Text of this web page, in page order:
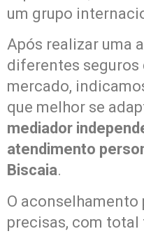
um grupo
Após realizar uma
diferentes seguros
mercado,
que melhor se
mediador
atendimento
Biscaia.
O
precisas, com